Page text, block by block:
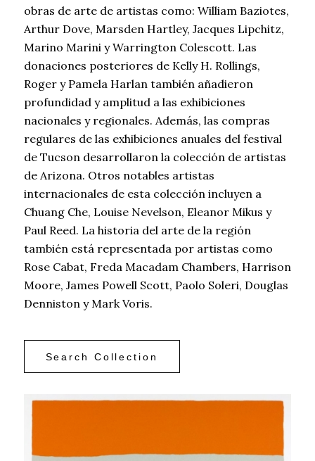
obras de arte de artistas como: William Baziotes,
Arthur Dove, Marsden Hartley, Jacques Lipchitz,
Marino Marini y Warrington Colescott. Las
donaciones posteriores de Kelly H. Rollings,
Roger y Pamela Harlan también añadieron
profundidad y amplitud a las exhibiciones
nacionales y regionales. Además, las compras
regulares de las exhibiciones anuales del festival
de Tucson desarrollaron la colección de artistas
de Arizona. Otros notables artistas
internacionales de esta colección incluyen a
Chuang Che, Louise Nevelson, Eleanor Mikus y
Paul Reed. La historia del arte de la región
también está representada por artistas como
Rose Cabat, Freda Macadam Chambers, Harrison
Moore, James Powell Scott, Paolo Soleri, Douglas
Denniston y Mark Voris.
Search Collection